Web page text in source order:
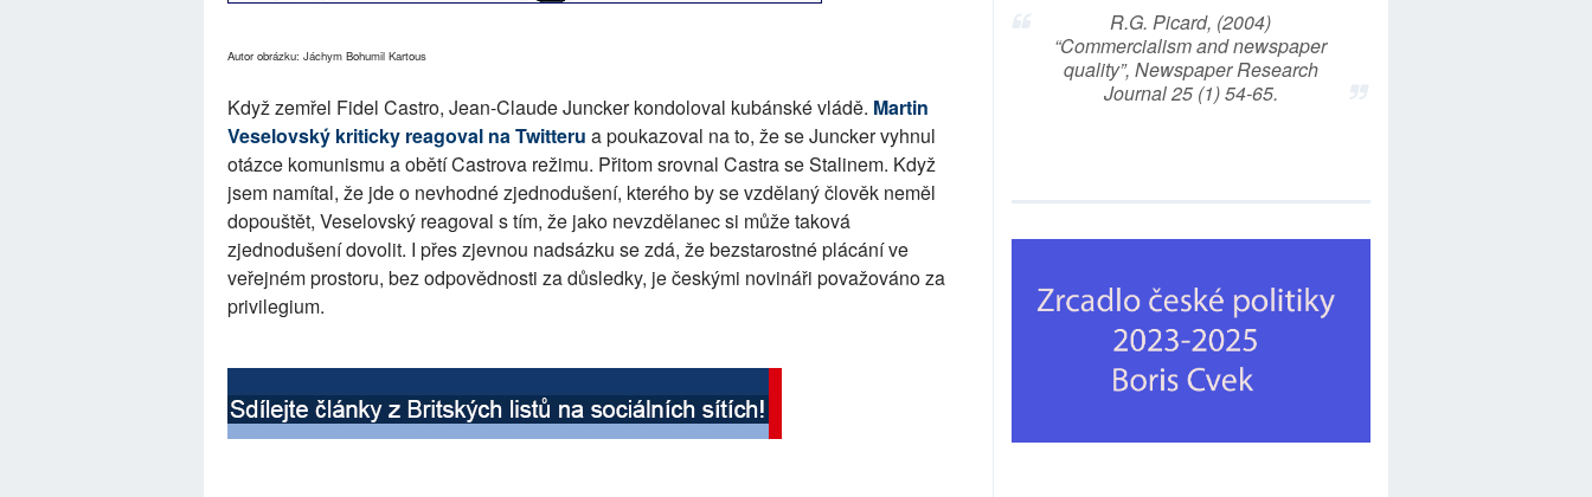
Autor obrázku: Jáchym Bohumil Kartous
Když zemřel Fidel Castro, Jean-Claude Juncker kondoloval kubánské vládě. Martin
Veselovský kriticky reagoval na Twitteru a poukazoval na to, že se Juncker vyhnul
otázce komunismu a obětí Castrova režimu. Přitom srovnal Castra se Stalinem. Když
jsem namítal, že jde o nevhodné zjednodušení, kterého by se vzdělaný člověk neměl
dopouštět, Veselovský reagoval s tím, že jako nevzdělanec si může taková
zjednodušení dovolit. I přes zjevnou nadsázku se zdá, že bezstarostné plácání ve
veřejném prostoru, bez odpovědnosti za důsledky, je českými novináři považováno za
privilegium.
R.G. Picard, (2004)
“Commercialism and newspaper
quality”, Newspaper Research
Journal 25 (1) 54-65.